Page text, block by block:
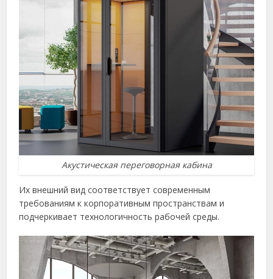
Акустическая переговорная кабина
Их внешний вид соответствует современным
требованиям к корпоративным пространствам и
подчеркивает технологичность рабочей среды.